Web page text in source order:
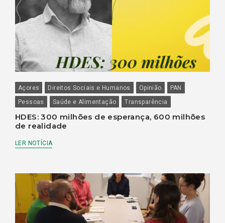
Açores Direitos Sociais e Humanos Opinião
PAN
Pessoas
Saúde e Alimentação Transparência
HDES: 300 milhões de esperança, 600 milhões
de realidade
LER NOTÍCIA